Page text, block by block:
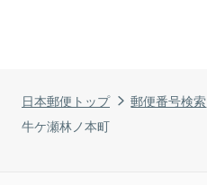
日本郵便トップ 郵便番号検索
牛ケ瀬林ノ本町